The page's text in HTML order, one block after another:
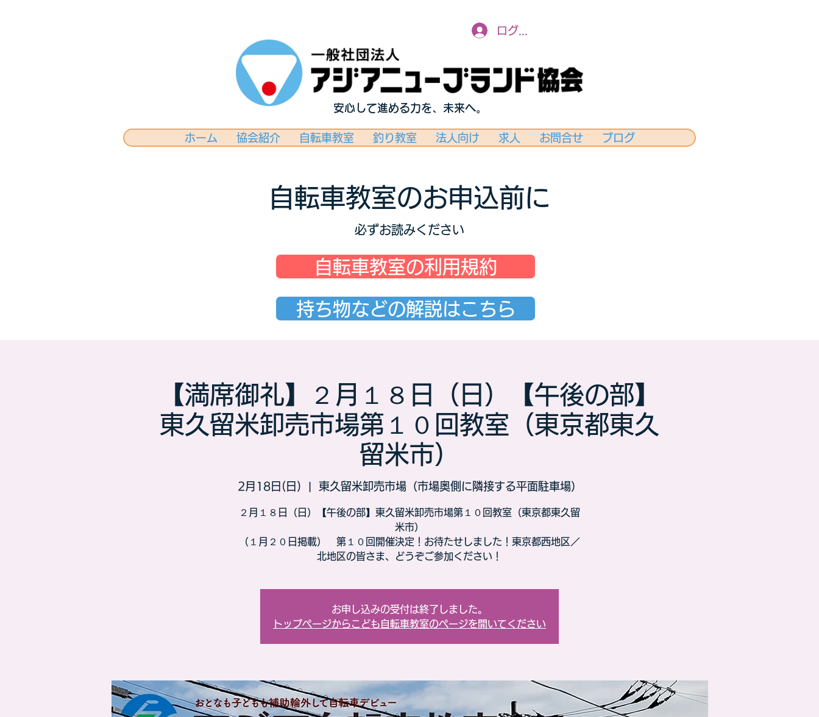
安心して進める力を、未来へ。
ログイン
ホーム 協会紹介 自転車教室 釣り教室 法人向け 求人 お問合せ ブログ
自転車教室のお申込前に
必ずお読みください
自転車教室の利用規約
持ち物などの解説はこちら
【満席御礼】２月１８日（日）【午後の部】
東久留米卸売市場第１０回教室（東京都東久
留米市）
2月18日(日) 東久留米卸売市場（市場奥側に隣接する平面駐車場）
２月１８日（日）【午後の部】東久留米卸売市場第１０回教室（東京都東久留
米市）
（１月２０日掲載） 第１０回開催決定！お待たせしました！東京都西地区／
北地区の皆さま、どうぞご参加ください！
お申し込みの受付は終了しました。
トップページからこども自転車教室のページを開いてください